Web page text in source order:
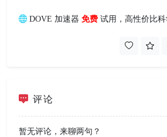
DOVE 加速器 免费 试用，高性价比
评论
暂无评论，来聊两句？